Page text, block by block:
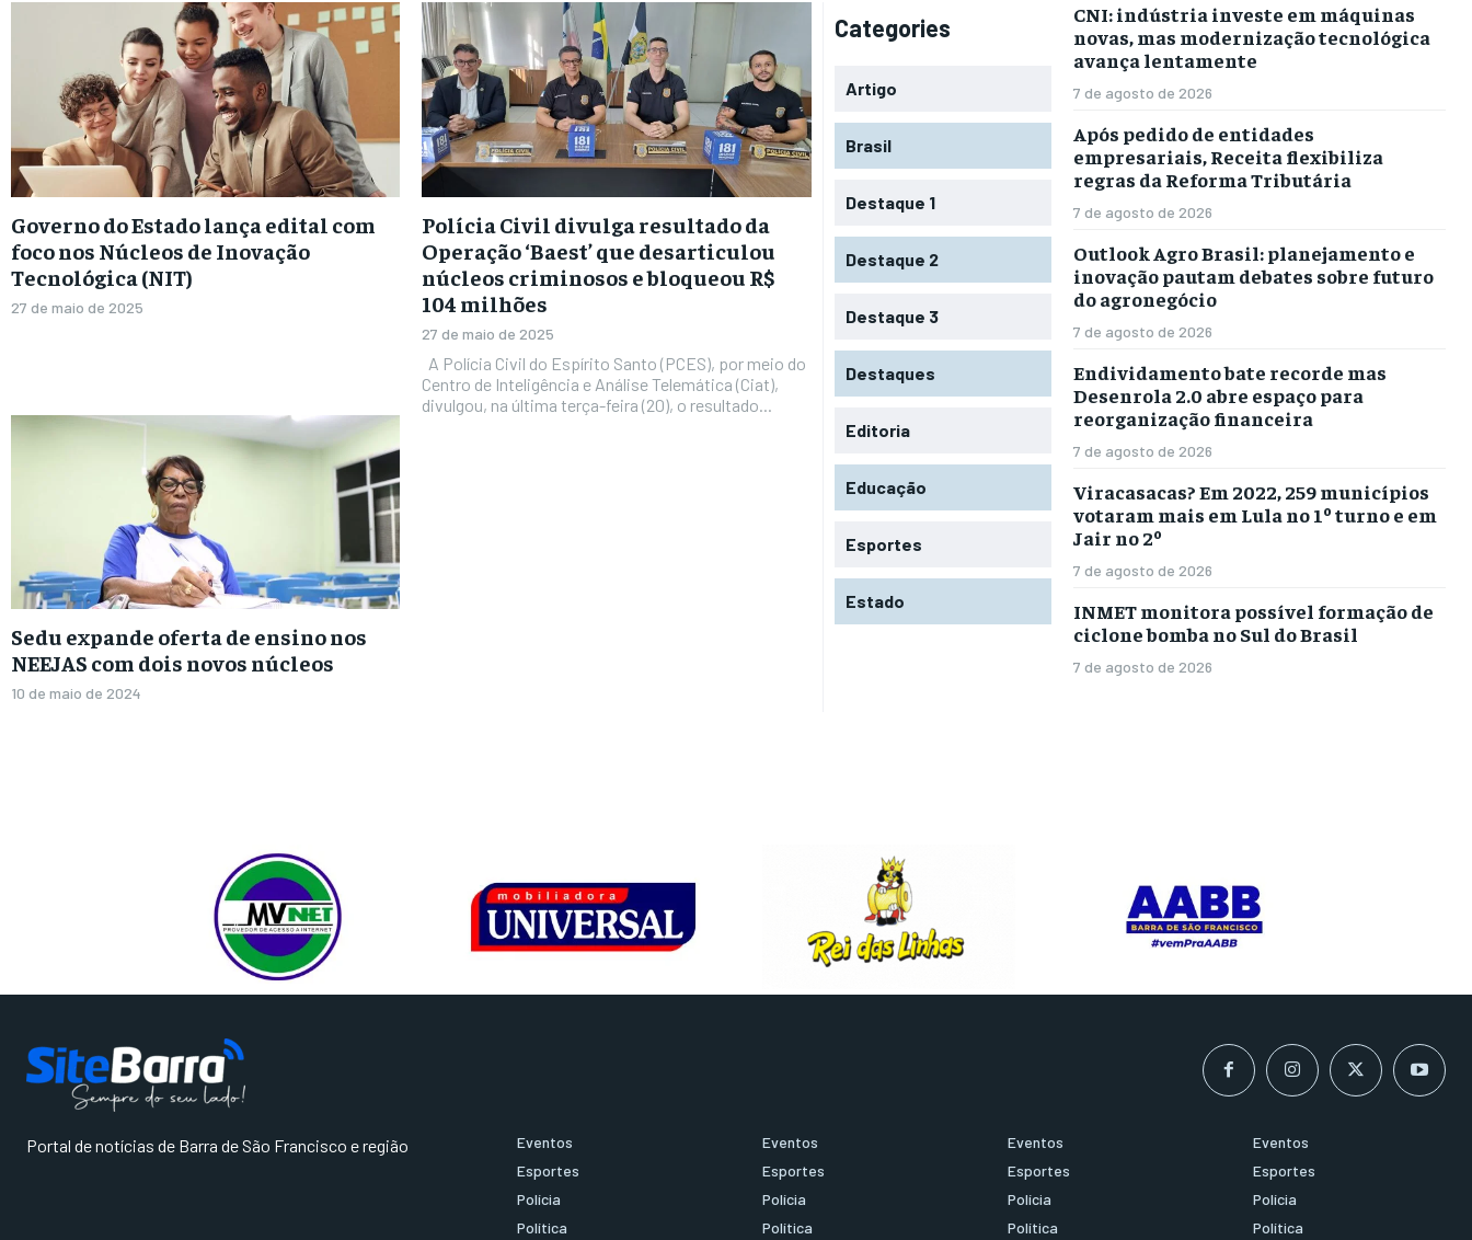
Governo do Estado lança edital com
foco nos Núcleos de Inovação
Tecnológica (NIT)
27 de maio de 2025
Polícia Civil divulga resultado da
Operação ‘Baest’ que desarticulou
núcleos criminosos e bloqueou R$
104 milhões
27 de maio de 2025
Centro de Inteligência e Análise Telemática (Ciat),
divulgou, na última terça-feira (20), o resultado...
Sedu expande oferta de ensino nos
NEEJAS com dois novos núcleos
10 de maio de 2024
Categories
Artigo
Brasil
Destaque 1
Destaque 2
Destaque 3
Destaques
Editoria
Educação
Esportes
Estado
CNI: indústria investe em máquinas
novas, mas modernização tecnológica
avança lentamente
7 de agosto de 2026
Após pedido de entidades
empresariais, Receita flexibiliza
regras da Reforma Tributária
7 de agosto de 2026
Outlook Agro Brasil: planejamento e
inovação pautam debates sobre futuro
do agronegócio
7 de agosto de 2026
Endividamento bate recorde mas
Desenrola 2.0 abre espaço para
reorganização financeira
7 de agosto de 2026
Viracasacas? Em 2022, 259 municípios
votaram mais em Lula no 1º turno e em
Jair no 2º
7 de agosto de 2026
INMET monitora possível formação de
ciclone bomba no Sul do Brasil
7 de agosto de 2026
Portal de notícias de Barra de São Francisco e região
Eventos
Esportes
Polícia
Política
Eventos
Esportes
Polícia
Política
Eventos
Esportes
Polícia
Política
Eventos
Esportes
Polícia
Política